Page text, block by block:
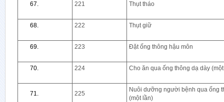
221 Thụt tháo
222 Thụt giữ
223 Đặt ống thông hậu môn
224 Cho ăn qua ống thông dạ dày
225
Nuôi dưỡng người bệnh qua ống
(một lần)